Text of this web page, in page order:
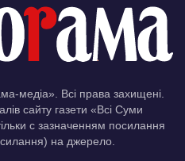
медіа». Всі права захищені.
сайту газети «Всі Суми
c зазначенням посилання
на джерело.